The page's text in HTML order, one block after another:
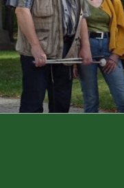
Zum
Inhalt
springen